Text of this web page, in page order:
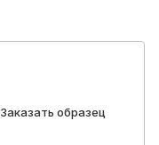
Заказать образец